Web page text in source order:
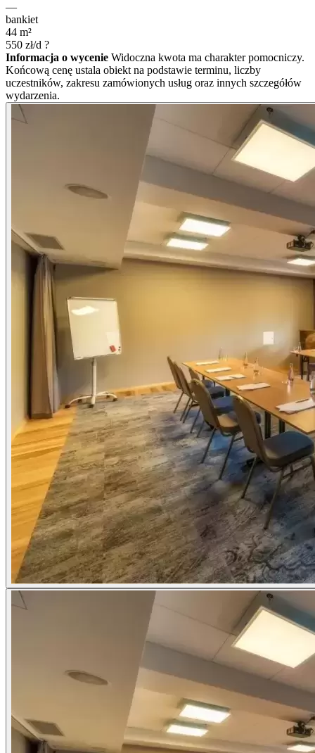
—
bankiet
44 m²
550 zł/d ?
Informacja o wycenie Widoczna kwota ma charakter pomocniczy.
Końcową cenę ustala obiekt na podstawie terminu, liczby
uczestników, zakresu zamówionych usług oraz innych szczegółów
wydarzenia.